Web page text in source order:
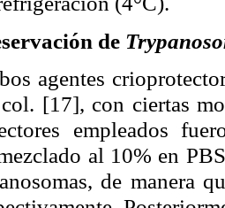
de
agentes
[17], con ciertas
empleados
al 10% en
de manera